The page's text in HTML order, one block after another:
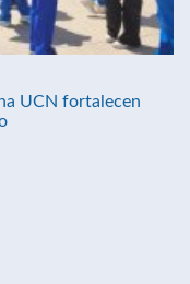
UCN fortalecen